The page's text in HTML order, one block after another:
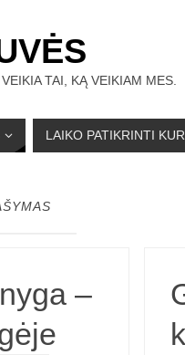
TAI, KĄ VEIKIAM MES.
LAIKO PATIKRINTI
–